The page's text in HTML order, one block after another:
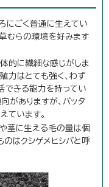
にごく普通に生えてい
むらの環境を好みます
的に繊細な感じがしま
力はとても強く、わず
できる能力を持ってい
がありますが、バッタ
ています。
茎に生える毛の量は個
はクシゲメヒシバと呼